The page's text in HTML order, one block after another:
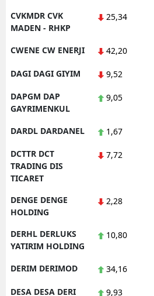
CVKMDR CVK
MADEN - RHKP
25,34
CWENE CW ENERJI 42,20
DAGI DAGI GIYIM 9,52
DAPGM DAP
GAYRIMENKUL
9,05
DARDL DARDANEL 1,67
DCTTR DCT
TRADING DIS
TICARET
7,72
DENGE DENGE
HOLDING
2,28
DERHL DERLUKS
YATIRIM HOLDING
10,80
DERIM DERIMOD 34,16
DESA DESA DERI 9,93